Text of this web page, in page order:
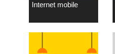
Internet mobile